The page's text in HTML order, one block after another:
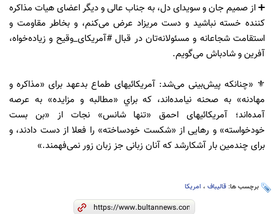
➕ از صمیم جان و سویدای دل، به جناب عالی و دیگر اعضای هیات مذاکره
کننده خسته نباشید و دست مریزاد عرض می‌کنم، و بخاطر مقاومت و
استقامت شجاعانه و مسئولانه‌تان در قبال #آمریکای_وقیح و زیاده‌خواه،
آفرین و شادباش می‌گویم.
⚜️ «چنانکه پیش‌بینی می‌شد: آمریکائیهای طماع بدعهد برای «مذاکره و
مهادنه» به صحنه نیامده‌اند، که براي «مطالبه و مزایده» به عرصه
آمده‌اند؛ آمریکائیهای احمق «تنها شانس» نجات از «بن بست
خودخواسته» و رهایی از «شکست خودساخته» را فعلا از دست دادند، و
برای چندمین بار آشکارشد که آنان زبانی جز زبان زور نمی‌فهمند.»
برچسب ها: قالیباف ، امریکا